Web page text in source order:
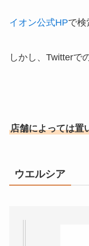
イオン公式HPで検
しかし、Twitterで
店舗によっては置
ウエルシア